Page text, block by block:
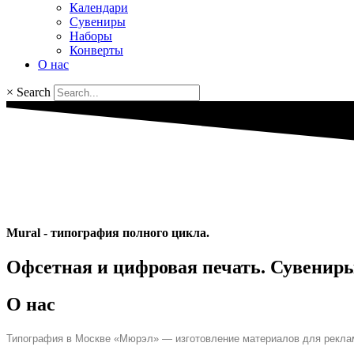
Календари
Сувениры
Наборы
Конверты
О нас
× Search
Mural - типография полного цикла.
Офсетная и цифровая печать.
О нас
Типография в Москве «Мюрэл» — изготовление материалов для